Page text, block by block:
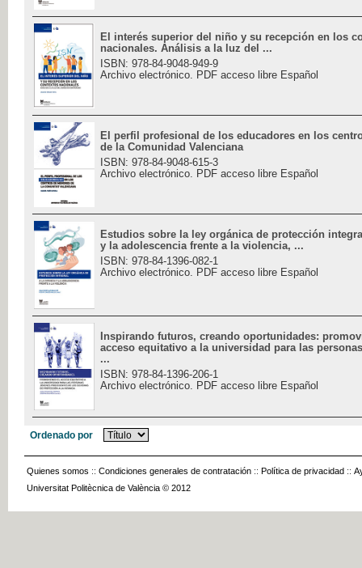
El interés superior del niño y su recepción en los
nacionales. Análisis a la luz del ...
ISBN: 978-84-9048-949-9
Archivo electrónico. PDF acceso libre Español
El perfil profesional de los educadores en los
de la Comunidad Valenciana
ISBN: 978-84-9048-615-3
Archivo electrónico. PDF acceso libre Español
Estudios sobre la ley orgánica de protección
y la adolescencia frente a la violencia, ...
ISBN: 978-84-1396-082-1
Archivo electrónico. PDF acceso libre Español
Inspirando futuros, creando oportunidades:
acceso equitativo a la universidad para las
...
ISBN: 978-84-1396-206-1
Archivo electrónico. PDF acceso libre Español
Ordenado por
Quienes somos :: Condiciones generales de contratación :: Política de privacidad ::
Universitat Politècnica de València © 2012